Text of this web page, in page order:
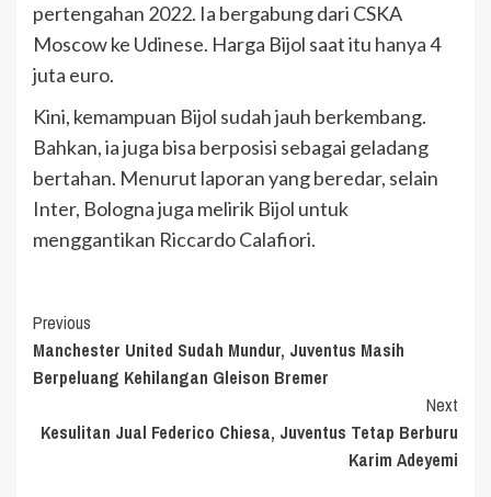
pertengahan 2022. Ia bergabung dari CSKA
Moscow ke Udinese. Harga Bijol saat itu hanya 4
juta euro.
Kini, kemampuan Bijol sudah jauh berkembang.
Bahkan, ia juga bisa berposisi sebagai geladang
bertahan. Menurut laporan yang beredar, selain
Inter, Bologna juga melirik Bijol untuk
menggantikan Riccardo Calafiori.
Continue
Reading
Previous
Manchester United Sudah Mundur, Juventus Masih
Berpeluang Kehilangan Gleison Bremer
Next
Kesulitan Jual Federico Chiesa, Juventus Tetap Berburu
Karim Adeyemi